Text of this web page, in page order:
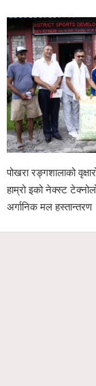
अभियानलाई सहयोगः
४ सय केजी